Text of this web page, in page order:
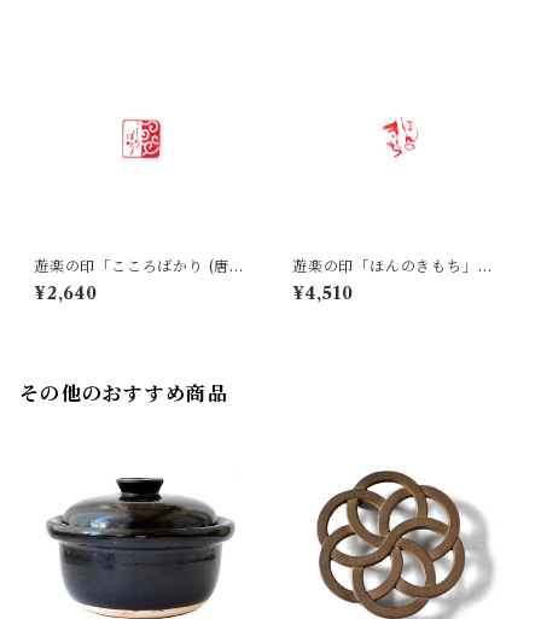
遊楽の印「こころばかり (唐
草)」｜ 工房 蓮
¥2,640
遊楽の印「ほんのきもち」｜
工房 蓮
¥4,510
その他のおすすめ商品